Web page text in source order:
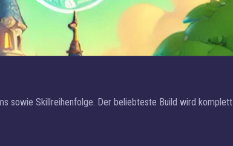
sowie Skillreihenfolge. Der beliebteste Build wird komplett